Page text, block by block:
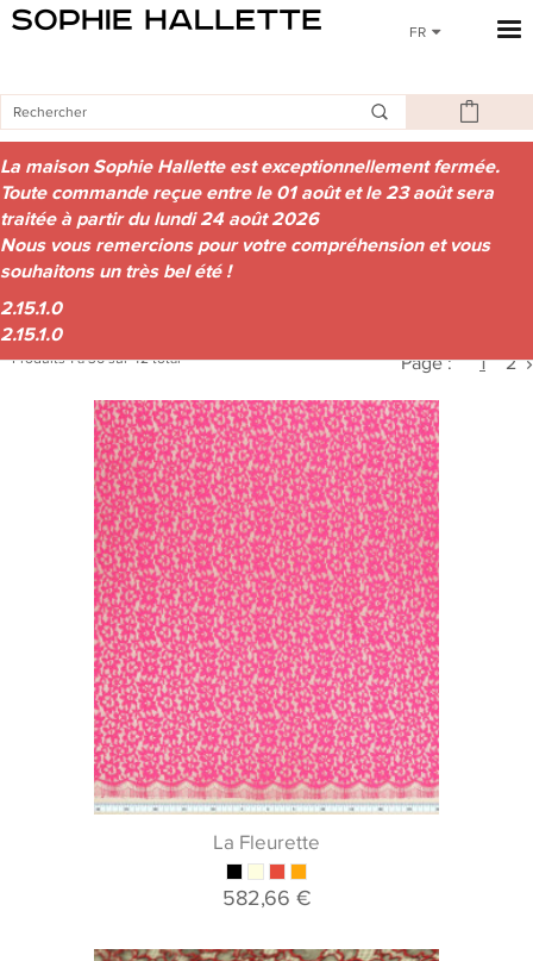
FR
ENGLISH
La maison Sophie Hallette est exceptionnellement fermée.
Toute commande reçue entre le 01 août et le 23 août sera
traitée à partir du lundi 24 août 2026
Nous vous remercions pour votre compréhension et vous
souhaitons un très bel été !
2.15.1.0
2.15.1.0
Accueil EvénementTag Nouvelle Collection
DÉFINIR VOTRE RECHERCHE
--
Produits 1 à 36 sur 42 total Page : 1 2
La Fleurette
582,66 €